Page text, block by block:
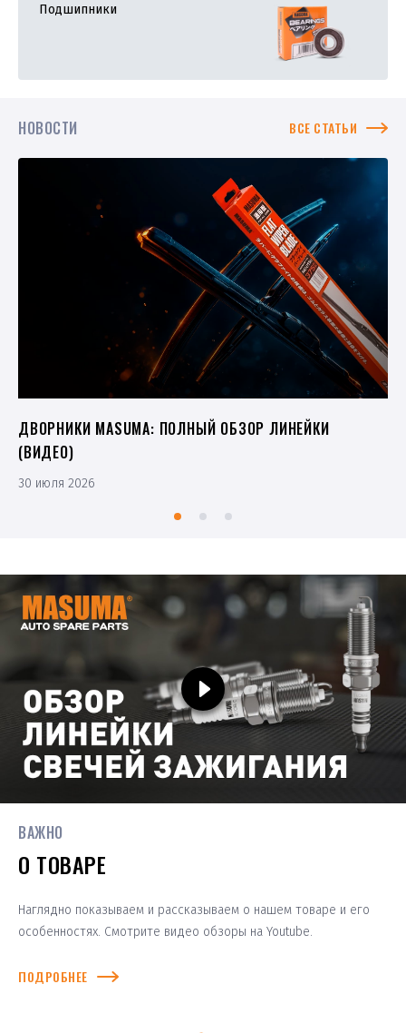
Подшипники
НОВОСТИ ВСЕ СТАТЬИ
ДВОРНИКИ MASUMA: ПОЛНЫЙ ОБЗОР ЛИНЕЙКИ
(ВИДЕО)
30 июля 2026
ВАЖНО
О ТОВАРЕ
Наглядно показываем и рассказываем о нашем товаре и его
особенностях. Смотрите видео обзоры на Youtube.
ПОДРОБНЕЕ